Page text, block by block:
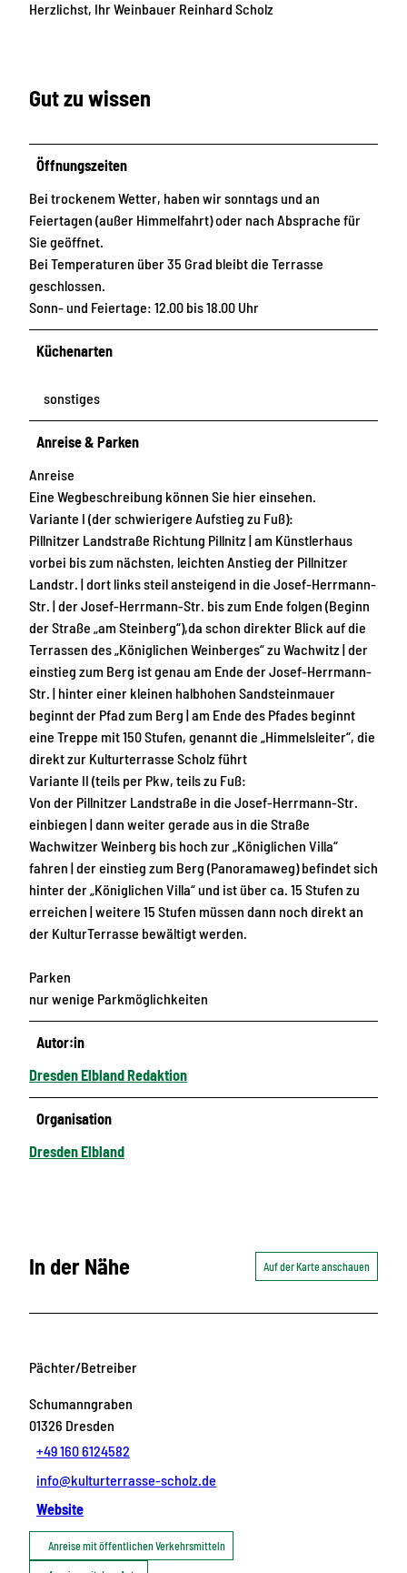
Herzlichst, Ihr Weinbauer Reinhard Scholz
Gut zu wissen
Öffnungszeiten
Bei trockenem Wetter, haben wir sonntags und an
Feiertagen (außer Himmelfahrt) oder nach Absprache für
Sie geöffnet.
Bei Temperaturen über 35 Grad bleibt die Terrasse
geschlossen.
Sonn- und Feiertage: 12.00 bis 18.00 Uhr
Küchenarten
sonstiges
Anreise & Parken
Anreise
Eine Wegbeschreibung können Sie hier einsehen.
Variante I (der schwierigere Aufstieg zu Fuß):
Pillnitzer Landstraße Richtung Pillnitz | am Künstlerhaus
vorbei bis zum nächsten, leichten Anstieg der Pillnitzer
Landstr. | dort links steil ansteigend in die Josef-Herrmann-
Str. | der Josef-Herrmann-Str. bis zum Ende folgen (Beginn
der Straße „am Steinberg“),da schon direkter Blick auf die
Terrassen des „Königlichen Weinberges“ zu Wachwitz | der
einstieg zum Berg ist genau am Ende der Josef-Herrmann-
Str. | hinter einer kleinen halbhohen Sandsteinmauer
beginnt der Pfad zum Berg | am Ende des Pfades beginnt
eine Treppe mit 150 Stufen, genannt die „Himmelsleiter“, die
direkt zur Kulturterrasse Scholz führt
Variante II (teils per Pkw, teils zu Fuß:
Von der Pillnitzer Landstraße in die Josef-Herrmann-Str.
einbiegen | dann weiter gerade aus in die Straße
Wachwitzer Weinberg bis hoch zur „Königlichen Villa“
fahren | der einstieg zum Berg (Panoramaweg) befindet sich
hinter der „Königlichen Villa“ und ist über ca. 15 Stufen zu
erreichen | weitere 15 Stufen müssen dann noch direkt an
der KulturTerrasse bewältigt werden.
Parken
nur wenige Parkmöglichkeiten
Autor:in
Dresden Elbland Redaktion
Organisation
Dresden Elbland
In der Nähe Auf der Karte anschauen
Pächter/Betreiber
Schumanngraben
01326 Dresden
+49 160 6124582
info@kulturterrasse-scholz.de
Website
Anreise mit öffentlichen Verkehrsmitteln